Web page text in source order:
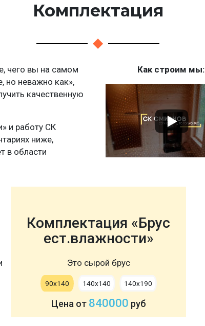
Комплектация
чего вы на самом
но неважно как»,
качественную
и работу СК
ниже,
в области
Как строим мы:
Комплектация «Брус
ест.влажности»
Это сырой брус
90х140 140х140 140х190
Цена от 840000 руб